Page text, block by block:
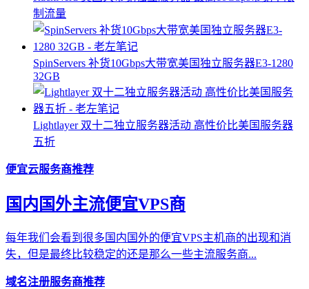
制流量
SpinServers 补货10Gbps大带宽美国独立服务器E3-1280
32GB
Lightlayer 双十二独立服务器活动 高性价比美国服务器
五折
便宜云服务商推荐
国内国外主流便宜VPS商
每年我们会看到很多国内国外的便宜VPS主机商的出现和消
失，但是最终比较稳定的还是那么一些主流服务商...
域名注册服务商推荐